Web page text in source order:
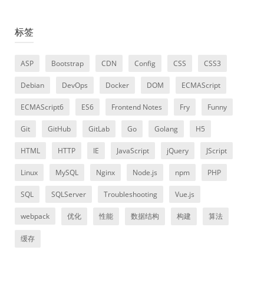
标签
ASP Bootstrap CDN Config CSS CSS3
Debian DevOps Docker DOM ECMAScript
ECMAScript6 ES6 Frontend Notes Fry Funny
Git GitHub GitLab Go Golang H5
HTML HTTP IE JavaScript jQuery JScript
Linux MySQL Nginx Node.js npm PHP
SQL SQLServer Troubleshooting Vue.js
webpack 优化 性能 数据结构 构建 算法
缓存